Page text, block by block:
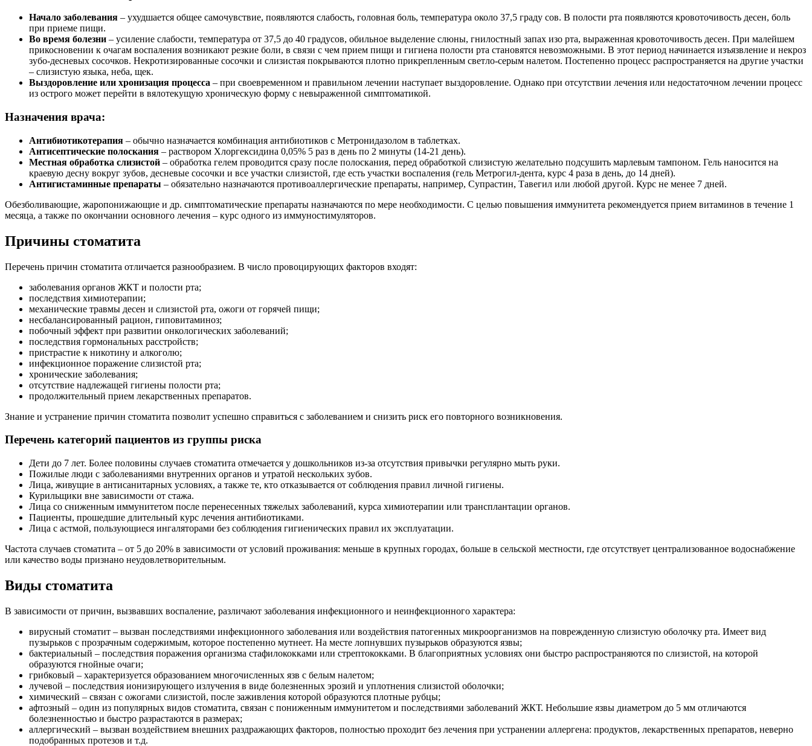
Начало заболевания – ухудшается общее самочувствие, появляются слабость, головная боль, температура около 37,5 граду сов. В полости рта появляются кровоточивость десен, боль
при приеме пищи.
Во время болезни – усиление слабости, температура от 37,5 до 40 градусов, обильное выделение слюны, гнилостный запах изо рта, выраженная кровоточивость десен. При малейшем
прикосновении к очагам воспаления возникают резкие боли, в связи с чем прием пищи и гигиена полости рта становятся невозможными. В этот период начинается изъязвление и некроз
зубо-десневых сосочков. Некротизированные сосочки и слизистая покрываются плотно прикрепленным светло-серым налетом. Постепенно процесс распространяется на другие участки
– слизистую языка, неба, щек.
Выздоровление или хронизация процесса – при своевременном и правильном лечении наступает выздоровление. Однако при отсутствии лечения или недостаточном лечении процесс
из острого может перейти в вялотекущую хроническую форму с невыраженной симптоматикой.
Назначения врача:
Антибиотикотерапия – обычно назначается комбинация антибиотиков с Метронидазолом в таблетках.
Антисептические полоскания – раствором Хлоргексидина 0,05% 5 раз в день по 2 минуты (14-21 день).
Местная обработка слизистой – обработка гелем проводится сразу после полоскания, перед обработкой слизистую желательно подсушить марлевым тампоном. Гель наносится на
краевую десну вокруг зубов, десневые сосочки и все участки слизистой, где есть участки воспаления (гель Метрогил-дента, курс 4 раза в день, до 14 дней).
Антигистаминные препараты – обязательно назначаются противоаллергические препараты, например, Супрастин, Тавегил или любой другой. Курс не менее 7 дней.
Обезболивающие, жаропонижающие и др. симптоматические препараты назначаются по мере необходимости. С целью повышения иммунитета рекомендуется прием витаминов в течение 1
месяца, а также по окончании основного лечения – курс одного из иммуностимуляторов.
Причины стоматита
Перечень причин стоматита отличается разнообразием. В число провоцирующих факторов входят:
заболевания органов ЖКТ и полости рта;
последствия химиотерапии;
механические травмы десен и слизистой рта, ожоги от горячей пищи;
несбалансированный рацион, гиповитаминоз;
побочный эффект при развитии онкологических заболеваний;
последствия гормональных расстройств;
пристрастие к никотину и алкоголю;
инфекционное поражение слизистой рта;
хронические заболевания;
отсутствие надлежащей гигиены полости рта;
продолжительный прием лекарственных препаратов.
Знание и устранение причин стоматита позволит успешно справиться с заболеванием и снизить риск его повторного возникновения.
Перечень категорий пациентов из группы риска
Дети до 7 лет. Более половины случаев стоматита отмечается у дошкольников из-за отсутствия привычки регулярно мыть руки.
Пожилые люди с заболеваниями внутренних органов и утратой нескольких зубов.
Лица, живущие в антисанитарных условиях, а также те, кто отказывается от соблюдения правил личной гигиены.
Курильщики вне зависимости от стажа.
Лица со сниженным иммунитетом после перенесенных тяжелых заболеваний, курса химиотерапии или трансплантации органов.
Пациенты, прошедшие длительный курс лечения антибиотиками.
Лица с астмой, пользующиеся ингаляторами без соблюдения гигиенических правил их эксплуатации.
Частота случаев стоматита – от 5 до 20% в зависимости от условий проживания: меньше в крупных городах, больше в сельской местности, где отсутствует централизованное водоснабжение
или качество воды признано неудовлетворительным.
Виды стоматита
В зависимости от причин, вызвавших воспаление, различают заболевания инфекционного и неинфекционного характера:
вирусный стоматит – вызван последствиями инфекционного заболевания или воздействия патогенных микроорганизмов на поврежденную слизистую оболочку рта. Имеет вид
пузырьков с прозрачным содержимым, которое постепенно мутнеет. На месте лопнувших пузырьков образуются язвы;
бактериальный – последствия поражения организма стафилококками или стрептококками. В благоприятных условиях они быстро распространяются по слизистой, на которой
образуются гнойные очаги;
грибковый – характеризуется образованием многочисленных язв с белым налетом;
лучевой – последствия ионизирующего излучения в виде болезненных эрозий и уплотнения слизистой оболочки;
химический – связан с ожогами слизистой, после заживления которой образуются плотные рубцы;
афтозный – один из популярных видов стоматита, связан с пониженным иммунитетом и последствиями заболеваний ЖКТ. Небольшие язвы диаметром до 5 мм отличаются
болезненностью и быстро разрастаются в размерах;
аллергический – вызван воздействием внешних раздражающих факторов, полностью проходит без лечения при устранении аллергена: продуктов, лекарственных препаратов, неверно
подобранных протезов и т.д.